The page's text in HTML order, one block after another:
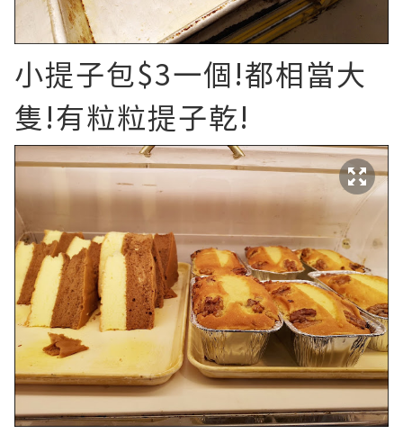
小提子包$3一個!都相當大
隻!有粒粒提子乾!